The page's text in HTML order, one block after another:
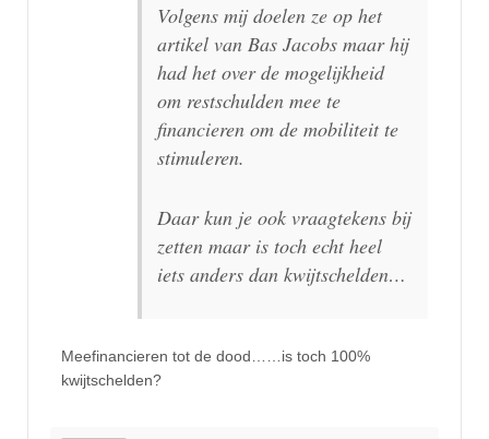
Volgens mij doelen ze op het
artikel van Bas Jacobs maar hij
had het over de mogelijkheid
om restschulden mee te
financieren om de mobiliteit te
stimuleren.
Daar kun je ook vraagtekens bij
zetten maar is toch echt heel
iets anders dan kwijtschelden…
Meefinancieren tot de dood……is toch 100%
kwijtschelden?